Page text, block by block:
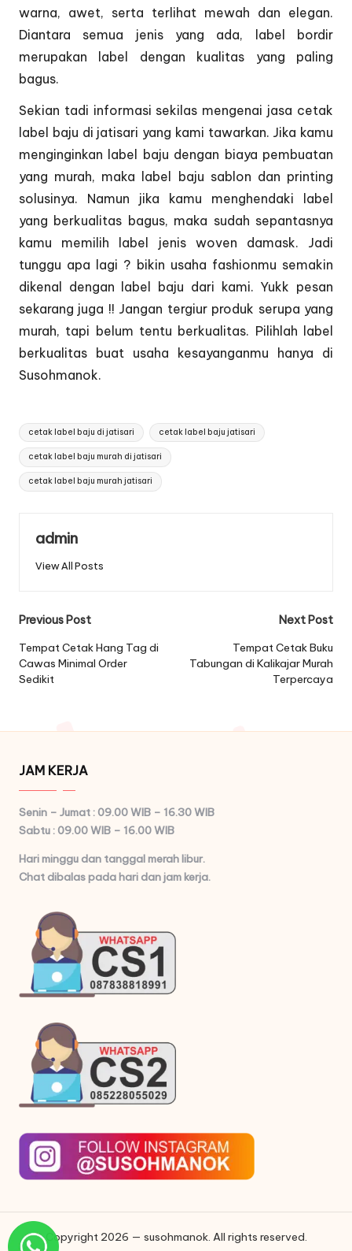
warna, awet, serta terlihat mewah dan elegan.
Diantara semua jenis yang ada, label bordir
merupakan label dengan kualitas yang paling
bagus.
Sekian tadi informasi sekilas mengenai jasa cetak
label baju di jatisari yang kami tawarkan. Jika kamu
menginginkan label baju dengan biaya pembuatan
yang murah, maka label baju sablon dan printing
solusinya. Namun jika kamu menghendaki label
yang berkualitas bagus, maka sudah sepantasnya
kamu memilih label jenis woven damask. Jadi
tunggu apa lagi ? bikin usaha fashionmu semakin
dikenal dengan label baju dari kami. Yukk pesan
sekarang juga !! Jangan tergiur produk serupa yang
murah, tapi belum tentu berkualitas. Pilihlah label
berkualitas buat usaha kesayanganmu hanya di
Susohmanok.
Tags:
cetak label baju di jatisari cetak label baju jatisari
cetak label baju murah di jatisari
cetak label baju murah jatisari
admin
View All Posts
Post
navigation
Previous Post
Tempat Cetak Hang Tag di
Cawas Minimal Order
Sedikit
Next Post
Tempat Cetak Buku
Tabungan di Kalikajar Murah
Terpercaya
JAM KERJA
Senin – Jumat : 09.00 WIB – 16.30 WIB
Sabtu : 09.00 WIB – 16.00 WIB
Hari minggu dan tanggal merah libur.
Chat dibalas pada hari dan jam kerja.
Copyright 2026 — susohmanok. All rights reserved.